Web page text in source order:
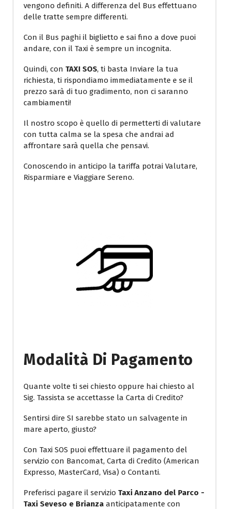
vengono definiti. A differenza del Bus effettuano
delle tratte sempre differenti.
Con il Bus paghi il biglietto e sai fino a dove puoi
andare, con il Taxi è sempre un incognita.
Quindi, con TAXI SOS, ti basta Inviare la tua
richiesta, ti rispondiamo immediatamente e se il
prezzo sarà di tuo gradimento, non ci saranno
cambiamenti!
Il nostro scopo è quello di permetterti di valutare
con tutta calma se la spesa che andrai ad
affrontare sarà quella che pensavi.
Conoscendo in anticipo la tariffa potrai Valutare,
Risparmiare e Viaggiare Sereno.
Modalità Di Pagamento
Quante volte ti sei chiesto oppure hai chiesto al
Sig. Tassista se accettasse la Carta di Credito?
Sentirsi dire SI sarebbe stato un salvagente in
mare aperto, giusto?
Con Taxi SOS puoi effettuare il pagamento del
servizio con Bancomat, Carta di Credito (American
Expresso, MasterCard, Visa) o Contanti.
Preferisci pagare il servizio Taxi Anzano del Parco -
Taxi Seveso e Brianza anticipatamente con